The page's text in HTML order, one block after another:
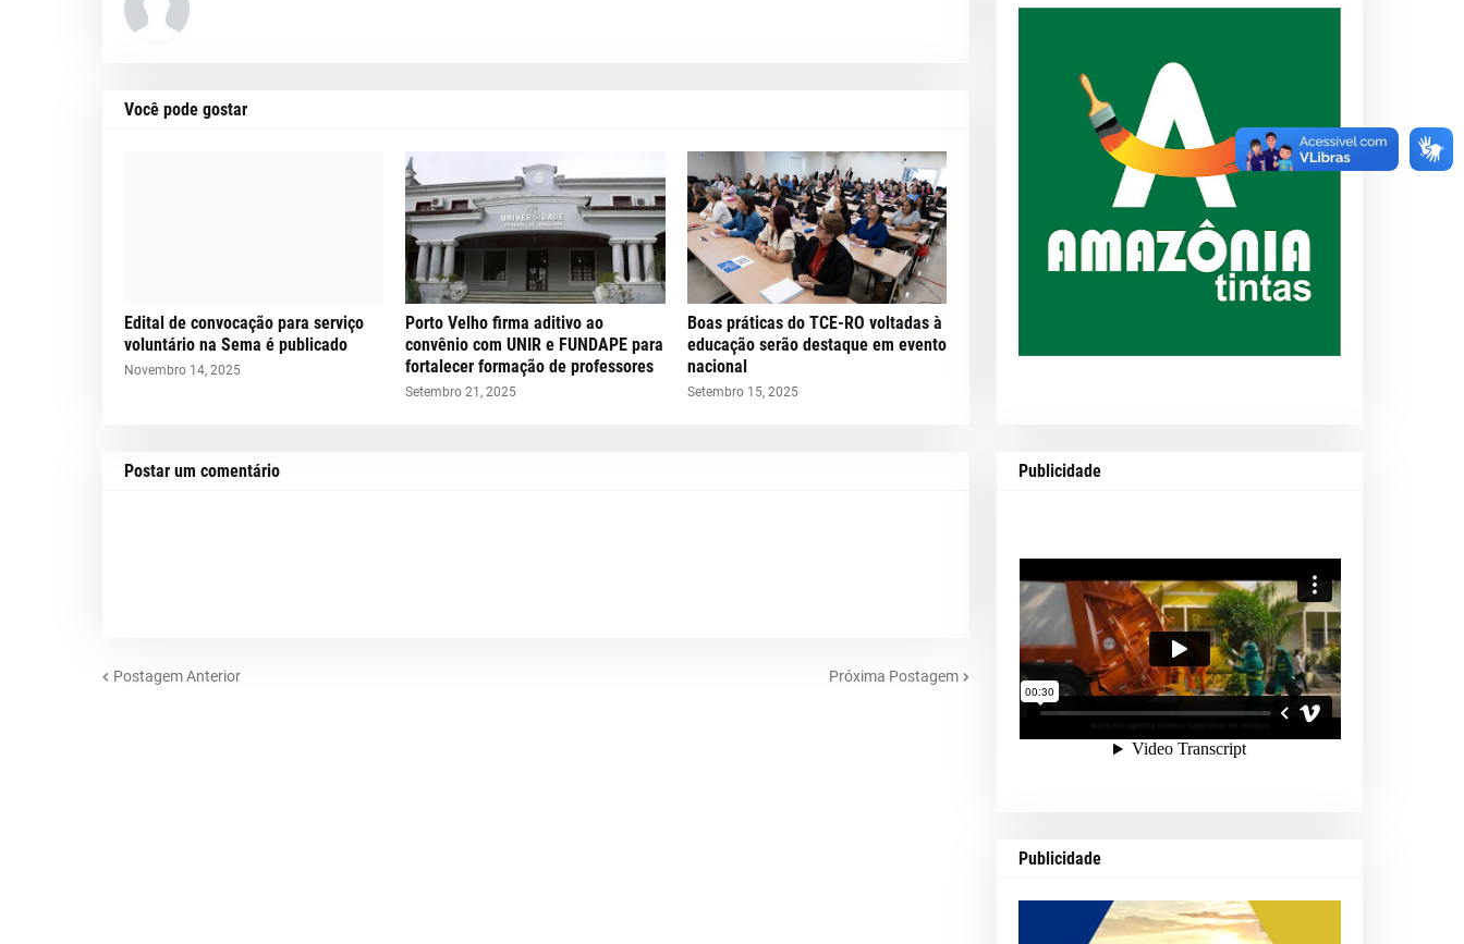
Você pode gostar
Edital de convocação para serviço
voluntário na Sema é publicado
Novembro 14, 2025
Porto Velho firma aditivo ao
convênio com UNIR e FUNDAPE para
fortalecer formação de professores
Setembro 21, 2025
Boas práticas do TCE-RO voltadas à
educação serão destaque em evento
nacional
Setembro 15, 2025
Postar um comentário
Postagem Anterior Próxima Postagem
Publicidade
Publicidade